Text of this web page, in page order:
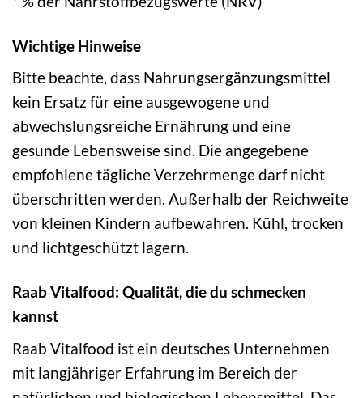
Wichtige Hinweise
Bitte beachte, dass Nahrungsergänzungsmittel
kein Ersatz für eine ausgewogene und
abwechslungsreiche Ernährung und eine
gesunde Lebensweise sind. Die angegebene
empfohlene tägliche Verzehrmenge darf nicht
überschritten werden. Außerhalb der Reichweite
von kleinen Kindern aufbewahren. Kühl, trocken
und lichtgeschützt lagern.
Raab Vitalfood: Qualität, die du schmecken
kannst
Raab Vitalfood ist ein deutsches Unternehmen
mit langjähriger Erfahrung im Bereich der